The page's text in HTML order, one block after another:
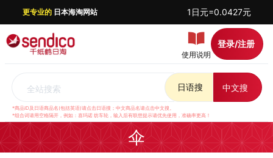
更专业的日本海淘网站 1日元=0.0427元
使用说明
登录/注册
全站搜索 日语搜 中文搜
*商品ID及日语商品名(包括英语)请点击日语搜；中文商品名请点击中文搜。
*组合词请用空格隔开，例如：喜玛诺 纺车轮，输入后有联想提示请优先使用，准确率更高！
伞